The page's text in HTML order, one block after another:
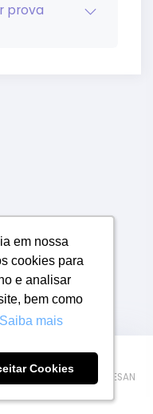
em nossa
cookies para
e analisar
bem como
Saiba mais
Cookies
em nossa
cookies para
e analisar
bem como
Saiba mais
Cookies
prova
| ANDRESAN
de privacidade